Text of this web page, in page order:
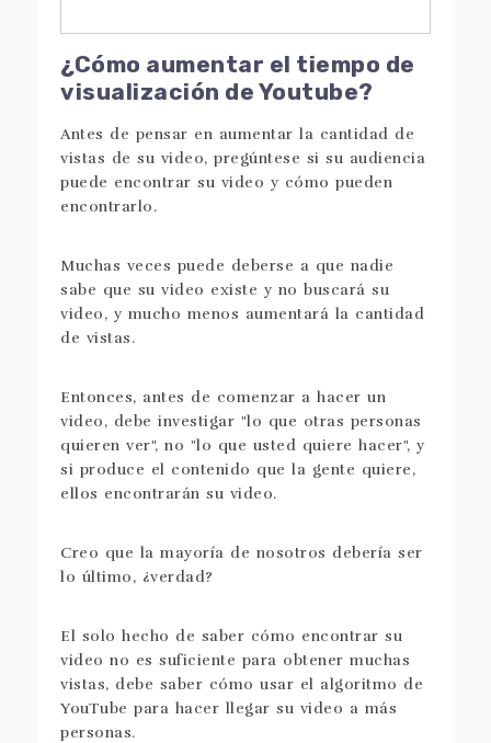
¿Cómo aumentar el tiempo de
visualización de Youtube?
Antes de pensar en aumentar la cantidad de
vistas de su video, pregúntese si su audiencia
puede encontrar su video y cómo pueden
encontrarlo.
Muchas veces puede deberse a que nadie
sabe que su video existe y no buscará su
video, y mucho menos aumentará la cantidad
de vistas.
Entonces, antes de comenzar a hacer un
video, debe investigar "lo que otras personas
quieren ver", no "lo que usted quiere hacer", y
si produce el contenido que la gente quiere,
ellos encontrarán su video.
Creo que la mayoría de nosotros debería ser
lo último, ¿verdad?
El solo hecho de saber cómo encontrar su
video no es suficiente para obtener muchas
vistas, debe saber cómo usar el algoritmo de
YouTube para hacer llegar su video a más
personas.